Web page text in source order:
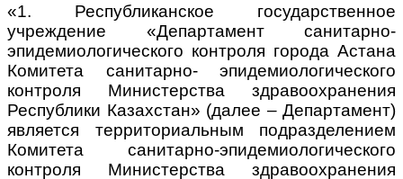
«1. Республиканское государственное
учреждение «Департамент санитарно-
эпидемиологического контроля города Астана
Комитета санитарно- эпидемиологического
контроля Министерства здравоохранения
Республики Казахстан» (далее – Департамент)
является территориальным подразделением
Комитета санитарно-эпидемиологического
контроля Министерства здравоохранения